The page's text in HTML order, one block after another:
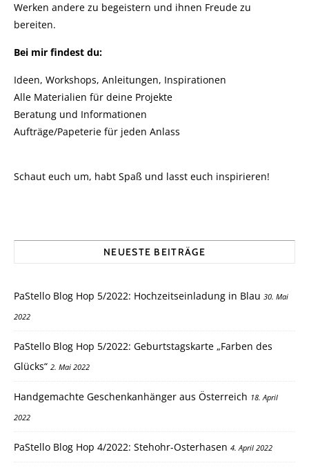
Werken andere zu begeistern und ihnen Freude zu
bereiten.
Bei mir findest du:
Ideen, Workshops, Anleitungen, Inspirationen
Alle Materialien für deine Projekte
Beratung und Informationen
Aufträge/Papeterie für jeden Anlass
Schaut euch um, habt Spaß und lasst euch inspirieren!
NEUESTE BEITRÄGE
PaStello Blog Hop 5/2022: Hochzeitseinladung in Blau 30. Mai
2022
PaStello Blog Hop 5/2022: Geburtstagskarte „Farben des
Glücks“ 2. Mai 2022
Handgemachte Geschenkanhänger aus Österreich 18. April
2022
PaStello Blog Hop 4/2022: Stehohr-Osterhasen 4. April 2022